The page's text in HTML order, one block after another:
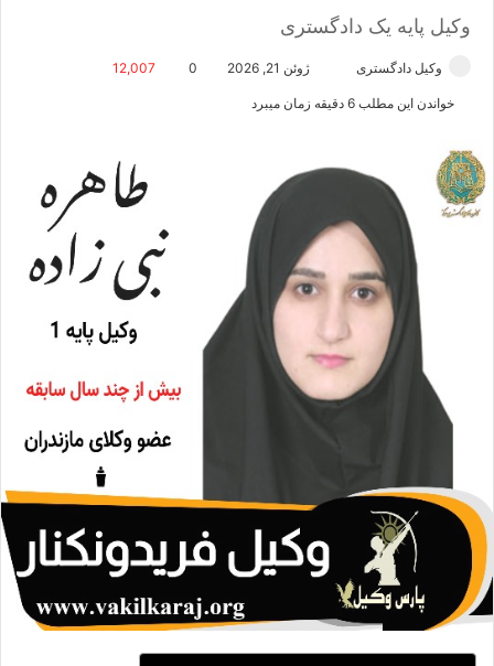
وکیل پایه یک دادگستری
وکیل دادگستری
ل
ی
ژوئن 21, 2026 0
12,007
خواندن این مطلب 6 دقیقه زمان میبرد